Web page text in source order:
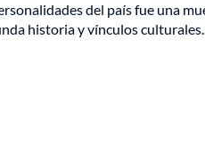
del país fue una
historia y vínculos culturales.